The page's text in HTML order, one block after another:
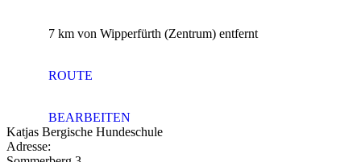
7 km von Wipperfürth (Zentrum) entfernt
ROUTE
BEARBEITEN
Katjas Bergische Hundeschule
Adresse: